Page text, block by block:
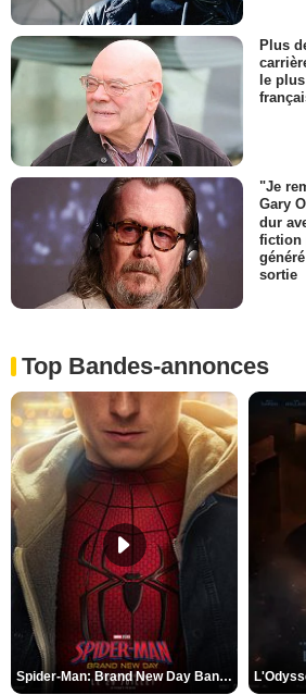
Plus
le
"Je
Gary
dur
fiction
sortie
Top Bandes-annonces
Spider-Man: Brand New Day Bande-annonce VO STFR